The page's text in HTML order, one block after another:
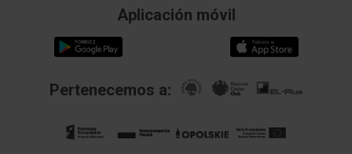
Aplicación móvil
Pertenecemos a: